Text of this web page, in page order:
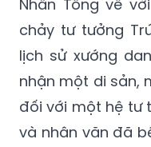
Nhân Tông về
chảy tư tưởng
lịch sử xướng
nhận một di sản,
đối với một hệ tư
và nhân văn đã